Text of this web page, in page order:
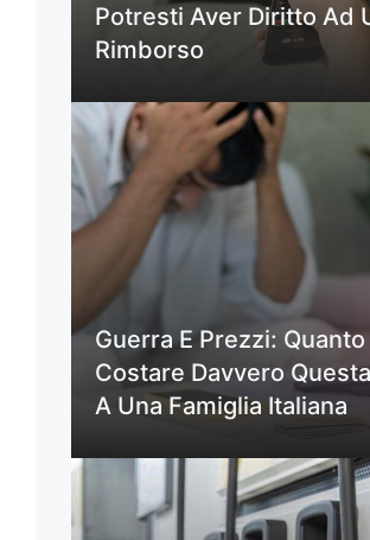
Potresti Aver Diritto Ad
Rimborso
Guerra E Prezzi:
Costare Davvero
A Una Famiglia Italiana